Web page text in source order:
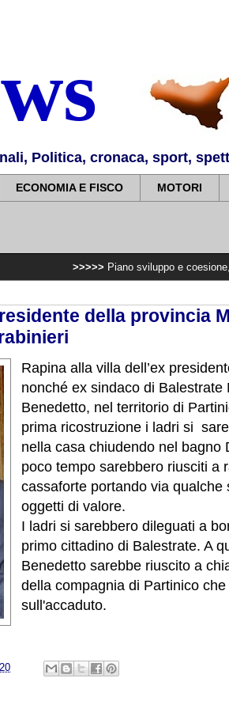
Politica, cronaca, sport,
ECONOMIA E FISCO MOTORI
Piano sviluppo e coesione, 7,2 milioni
della provincia
Rapina alla villa dell’ex
nonché ex sindaco di Balestrate
Benedetto, nel territorio di
prima ricostruzione i ladri si
nella casa chiudendo nel bagno
poco tempo sarebbero riusciti a
cassaforte portando via qualche
oggetti di valore.
I ladri si sarebbero dileguati a
primo cittadino di Balestrate. A
Benedetto sarebbe riuscito a
della compagnia di Partinico
sull'accaduto.